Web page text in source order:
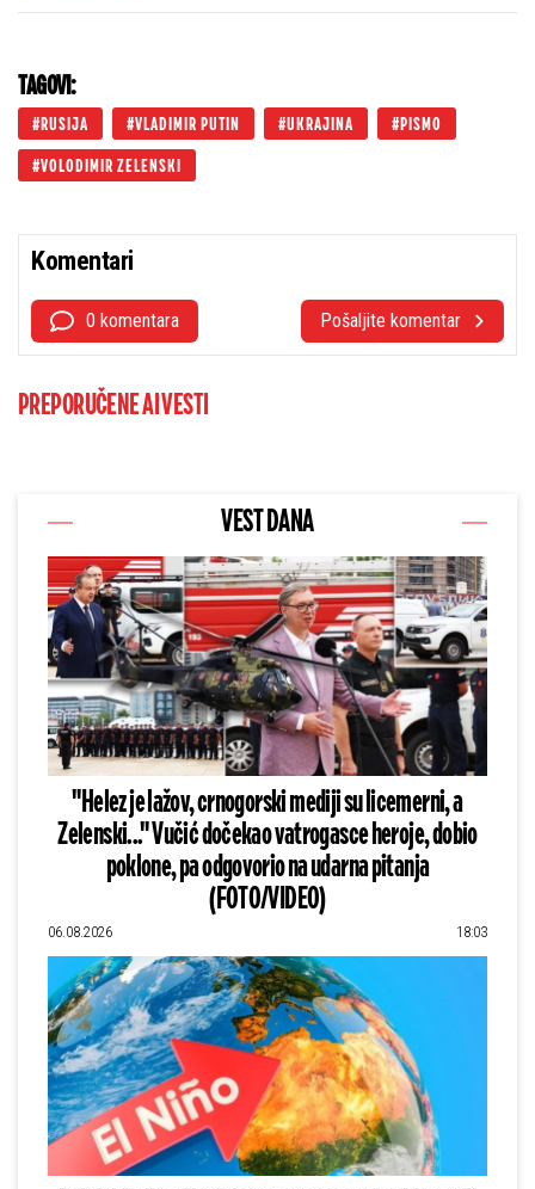
pakleni manevar protiv kojeg odbrana ne
TAGOVI:
RUSIJA VLADIMIR PUTIN UKRAJINA PISMO
VOLODIMIR ZELENSKI
Komentari
0 komentara Pošaljite komentar
PREPORUČENE AI VESTI
VEST DANA
"Helez je lažov, crnogorski mediji su licemerni, a
Zelenski..." Vučić dočekao vatrogasce heroje, dobio
poklone, pa odgovorio na udarna pitanja
(FOTO/VIDEO)
06.08.2026 18:03